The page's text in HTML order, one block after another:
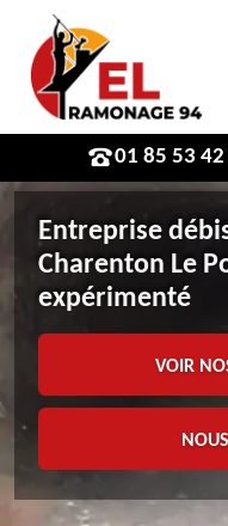
01 85 53
Entreprise
Charenton Le
expérimenté
VOIR